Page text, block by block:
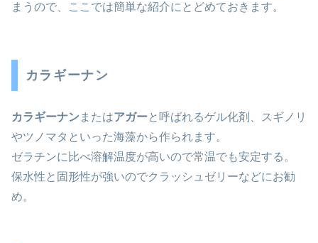
まうので、ここでは簡単な紹介にとどめておきます。
カラギーナン
カラギーナン またはアガーと呼ばれるゲル化剤、スギノリ
やツノマタといった海藻から作られます。
ゼラチンに比べ溶解温度が高いので常温でも安定する。
保水性と固形性が強いのでクラッシュゼリーなどにお勧
め。